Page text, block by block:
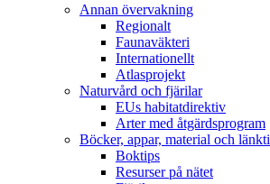
Annan övervakning
Regionalt
Faunaväkteri
Internationellt
Atlasprojekt
Naturvård och fjärilar
EUs habitatdirektiv
Arter med åtgärdsprogram
Böcker, appar, material och
Boktips
Resurser på nätet